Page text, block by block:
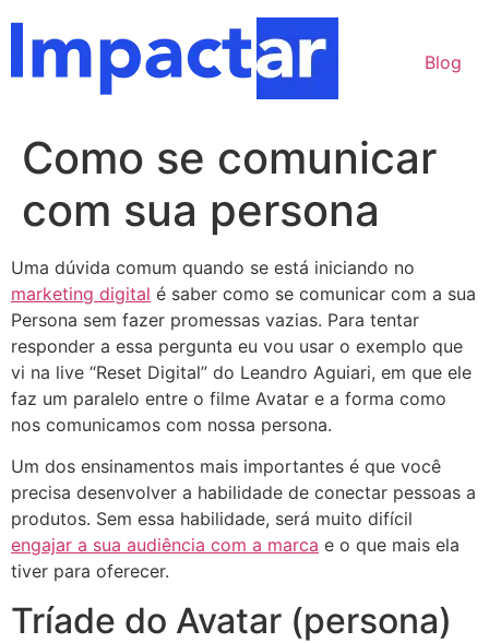
para
Blog
Como se comunicar
com sua persona
Uma dúvida comum quando se está iniciando no
marketing digital é saber como se comunicar com a sua
Persona sem fazer promessas vazias. Para tentar
responder a essa pergunta eu vou usar o exemplo que
vi na live “Reset Digital” do Leandro Aguiari, em que ele
faz um paralelo entre o filme Avatar e a forma como
nos comunicamos com nossa persona.
Um dos ensinamentos mais importantes é que você
precisa desenvolver a habilidade de conectar pessoas a
produtos. Sem essa habilidade, será muito difícil
engajar a sua audiência com a marca e o que mais ela
tiver para oferecer.
Tríade do Avatar (persona)